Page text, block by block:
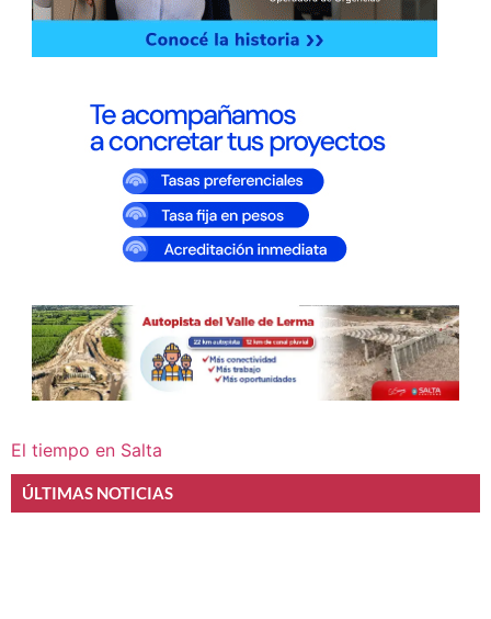
El tiempo en Salta
ÚLTIMAS NOTICIAS